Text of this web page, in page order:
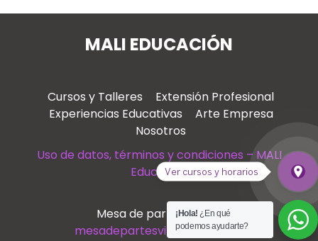
MALI EDUCACIÓN
Cursos y Talleres
Extensión Profesional
Experiencias Educativas
Arte Empresa
Nosotros
Uso de datos, términos y condiciones – MALI
Educación
Mesa de partes virtual
mesadepartesvirtual@mali.pe
¡Hola! ¿En qué
podemos ayudarte?
Ver
place
Ver cursos y horarios